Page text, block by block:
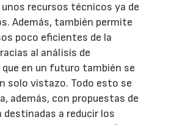
recursos técnicos ya de
Además, también permite
poco eficientes de la
al análisis de
en un futuro también se
solo vistazo. Todo esto se
además, con propuestas de
a reducir los